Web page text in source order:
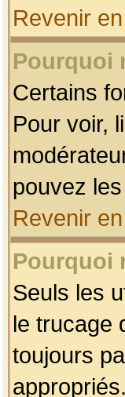
Revenir
Pourquoi
Certains
Pour voir,
pouvez
Revenir
Pourquoi
Seuls les
le trucage
toujours
appropriés.